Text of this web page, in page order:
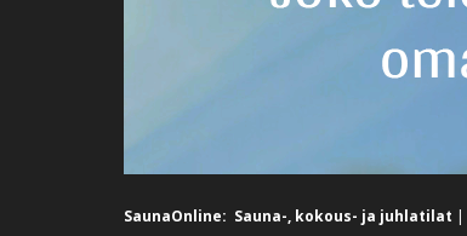
SaunaOnline: Sauna-, kokous- ja juhlatilat |